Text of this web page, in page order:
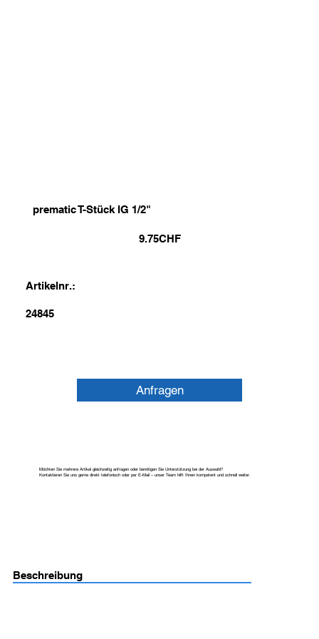
prematic T-Stück IG 1/2"
9.75CHF
Artikelnr.:
24845
Anfragen
Möchten Sie mehrere Artikel gleichzeitig anfragen oder benötigen Sie Unterstützung bei der Auswahl?
Kontaktieren Sie uns gerne direkt telefonisch oder per E-Mail – unser Team hilft Ihnen kompetent und schnell weiter.
Beschreibung